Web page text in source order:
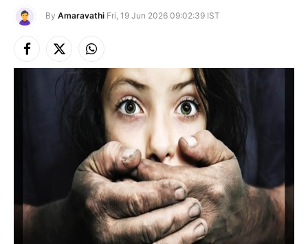
By Amaravathi Fri, 19 Jun 2026 09:02:39 IST
Facebook
X
(Twitter)
Instagram